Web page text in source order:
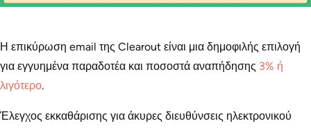
Η επικύρωση email της Clearout είναι μια δημοφιλής επιλογή
για εγγυημένα παραδοτέα και ποσοστά αναπήδησης 3% ή
λιγότερο.
Έλεγχος εκκαθάρισης για άκυρες διευθύνσεις ηλεκτρονικού